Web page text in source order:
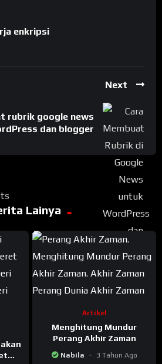
enkripsi
Next
rubrik google news
dan blogger
Lainya
Artikel
Menghitung Mundur
Perang Akhir Zaman
Nabila 3 Tahun Ago